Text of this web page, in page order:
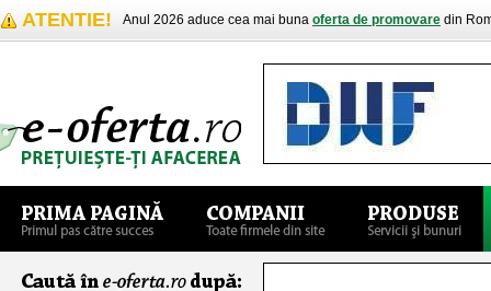
ATENTIE! Anul 2026 aduce cea mai buna oferta de promovare din